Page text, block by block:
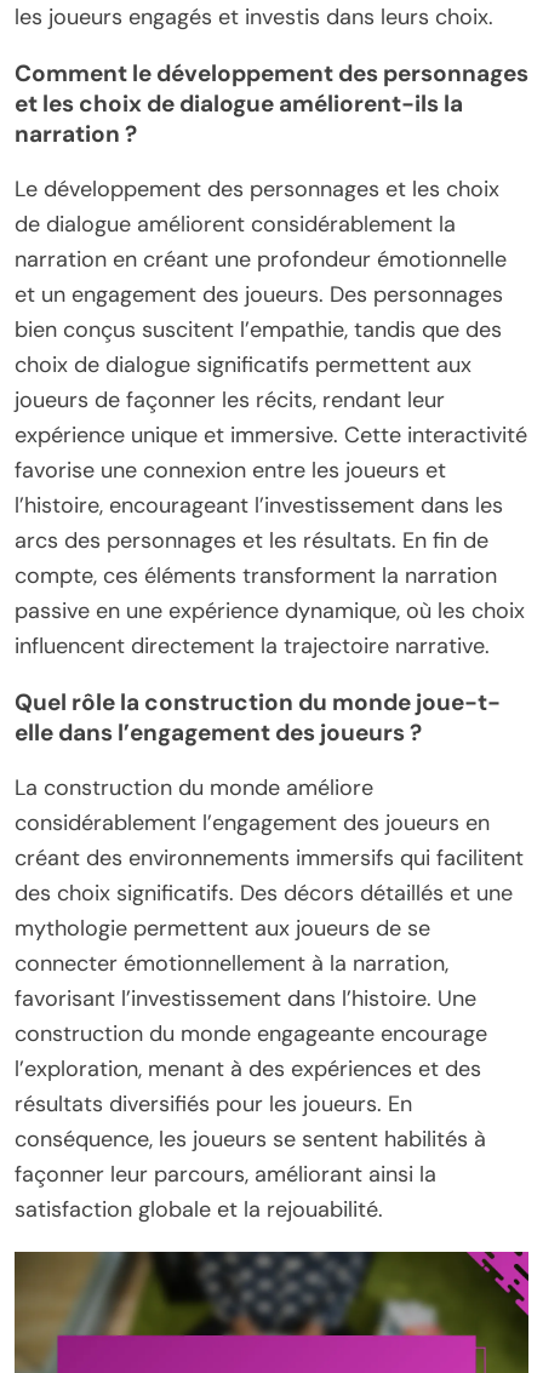
les joueurs engagés et investis dans leurs choix.
Comment le développement des personnages
et les choix de dialogue améliorent-ils la
narration ?
Le développement des personnages et les choix
de dialogue améliorent considérablement la
narration en créant une profondeur émotionnelle
et un engagement des joueurs. Des personnages
bien conçus suscitent l’empathie, tandis que des
choix de dialogue significatifs permettent aux
joueurs de façonner les récits, rendant leur
expérience unique et immersive. Cette interactivité
favorise une connexion entre les joueurs et
l’histoire, encourageant l’investissement dans les
arcs des personnages et les résultats. En fin de
compte, ces éléments transforment la narration
passive en une expérience dynamique, où les choix
influencent directement la trajectoire narrative.
Quel rôle la construction du monde joue-t-
elle dans l’engagement des joueurs ?
La construction du monde améliore
considérablement l’engagement des joueurs en
créant des environnements immersifs qui facilitent
des choix significatifs. Des décors détaillés et une
mythologie permettent aux joueurs de se
connecter émotionnellement à la narration,
favorisant l’investissement dans l’histoire. Une
construction du monde engageante encourage
l’exploration, menant à des expériences et des
résultats diversifiés pour les joueurs. En
conséquence, les joueurs se sentent habilités à
façonner leur parcours, améliorant ainsi la
satisfaction globale et la rejouabilité.